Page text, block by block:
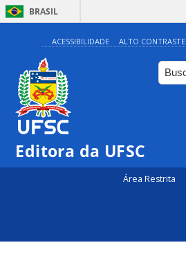
BRASIL
ACESSIBILIDADE ALTO CONTRASTE
Editora da UFSC
Área Restrita